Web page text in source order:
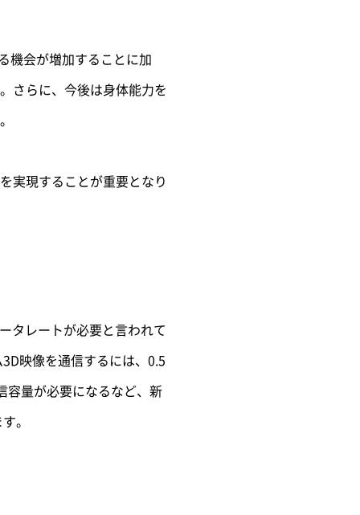
機会が増加することに加
さらに、今後は身体能力を
実現することが重要となり
タレートが必要と言われて
映像を通信するには、0.5
容量が必要になるなど、新
。